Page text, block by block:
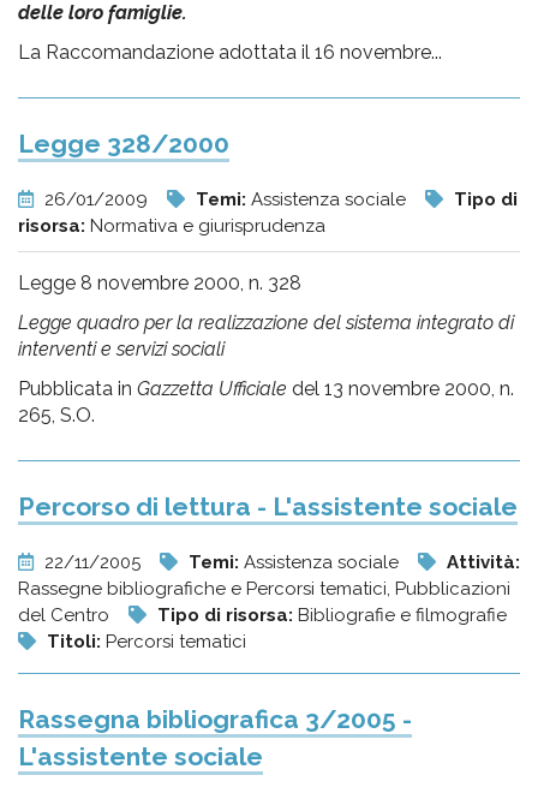
delle loro famiglie.
La Raccomandazione adottata il 16 novembre...
Legge 328/2000
26/01/2009 Temi: Assistenza sociale
Tipo di
risorsa: Normativa e giurisprudenza
Legge 8 novembre 2000, n. 328
Legge quadro per la realizzazione del sistema integrato di
interventi e servizi sociali
Pubblicata in Gazzetta Ufficiale del 13 novembre 2000, n.
265, S.O.
Percorso di lettura - L'assistente sociale
22/11/2005 Temi: Assistenza sociale
Attività:
Rassegne bibliografiche e Percorsi tematici, Pubblicazioni
del Centro
Tipo di risorsa: Bibliografie e filmografie
Titoli: Percorsi tematici
Rassegna bibliografica 3/2005 -
L'assistente sociale